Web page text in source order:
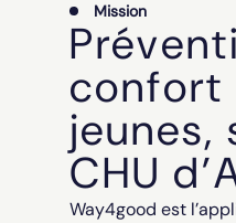
Mission
confort
jeunes,
CHU
Way4good est